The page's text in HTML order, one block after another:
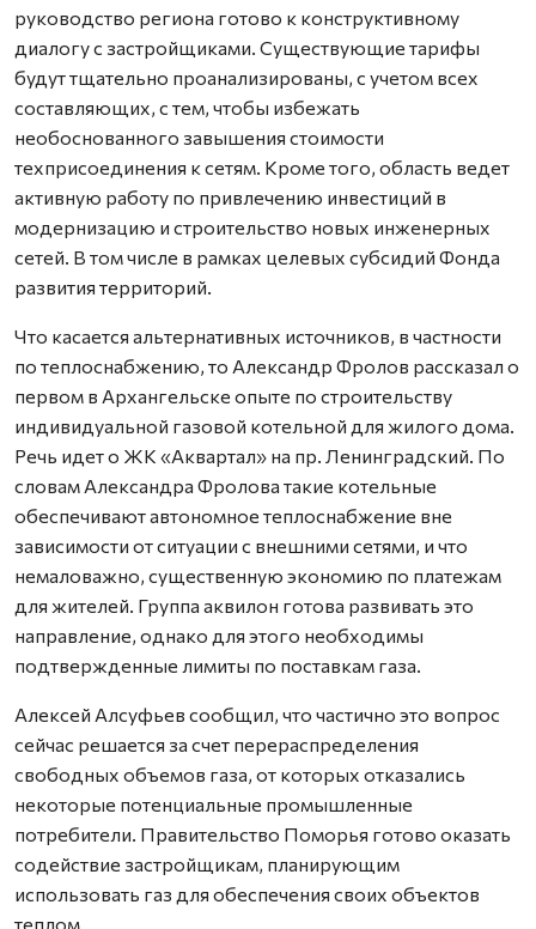
руководство региона готово к конструктивному
диалогу с застройщиками. Существующие тарифы
будут тщательно проанализированы, с учетом всех
составляющих, с тем, чтобы избежать
необоснованного завышения стоимости
техприсоединения к сетям. Кроме того, область ведет
активную работу по привлечению инвестиций в
модернизацию и строительство новых инженерных
сетей. В том числе в рамках целевых субсидий Фонда
развития территорий.
Что касается альтернативных источников, в частности
по теплоснабжению, то Александр Фролов рассказал о
первом в Архангельске опыте по строительству
индивидуальной газовой котельной для жилого дома.
Речь идет о ЖК «Аквартал» на пр. Ленинградский. По
словам Александра Фролова такие котельные
обеспечивают автономное теплоснабжение вне
зависимости от ситуации с внешними сетями, и что
немаловажно, существенную экономию по платежам
для жителей. Группа аквилон готова развивать это
направление, однако для этого необходимы
подтвержденные лимиты по поставкам газа.
Алексей Алсуфьев сообщил, что частично это вопрос
сейчас решается за счет перераспределения
свободных объемов газа, от которых отказались
некоторые потенциальные промышленные
потребители. Правительство Поморья готово оказать
содействие застройщикам, планирующим
использовать газ для обеспечения своих объектов
теплом.